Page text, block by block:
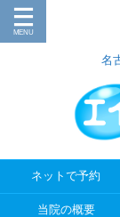
名
ネットで予約
当院の概要